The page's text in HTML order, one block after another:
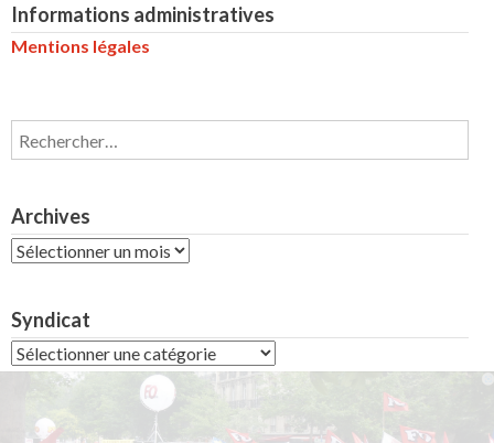
Informations administratives
Mentions légales
Rechercher :
Archives
Archives
Syndicat
Syndicat